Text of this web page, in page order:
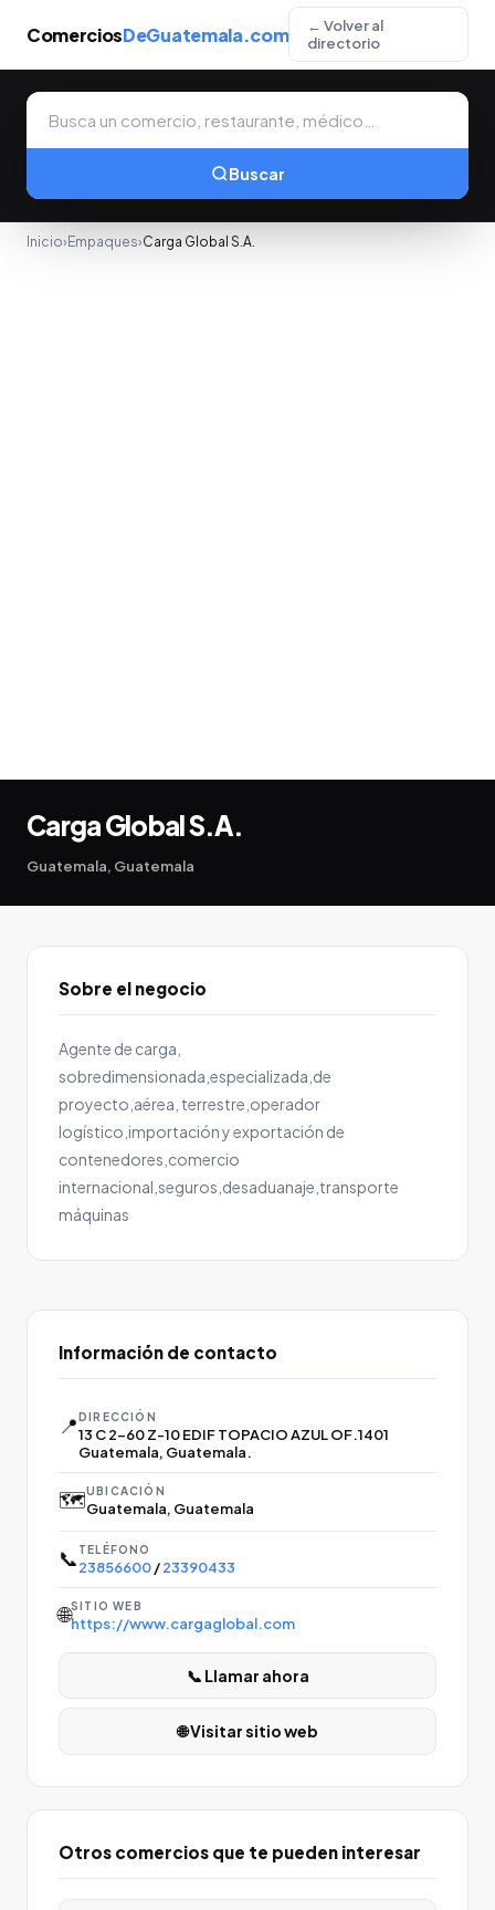
ComerciosDeGuatemala.com
← Volver al
directorio
Buscar
Inicio› Empaques›Carga Global S.A.
Carga Global S.A.
Guatemala, Guatemala
Sobre el negocio
Agente de carga,
sobredimensionada,especializada,de
proyecto,aérea, terrestre,operador
logístico,importación y exportación de
contenedores,comercio
internacional,seguros,desaduanaje,transporte
máquinas
Información de contacto
📍DIRECCIÓN
13 C 2-60 Z-10 EDIF TOPACIO AZUL OF.1401
Guatemala, Guatemala.
🗺️UBICACIÓN
Guatemala, Guatemala
📞 TELÉFONO
23856600/23390433
🌐SITIO WEB
https://www.cargaglobal.com
📞 Llamar ahora
🌐 Visitar sitio web
Otros comercios que te pueden interesar